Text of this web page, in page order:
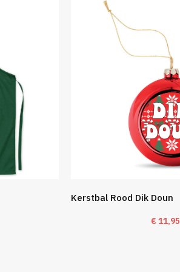
Kerstbal Rood Dik Doun
€11,95